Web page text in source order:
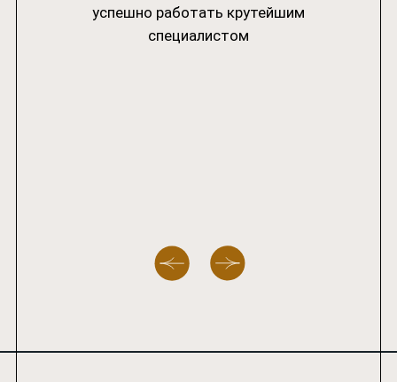
Подходит для тех, кто хочет войти в
успешно работать крутейшим
специалистом